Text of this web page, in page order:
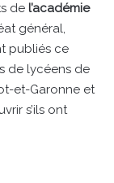
de l’académie
général,
publiés ce
de lycéens de
et-Garonne et
s’ils ont